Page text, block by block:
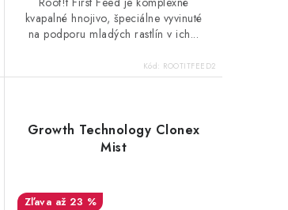
kvapalné hnojivo, špeciálne vyvinuté
na podporu mladých rastlín v ich...
Kód: ROOTITFEED2
Growth Technology Clonex
Mist
až 23 %